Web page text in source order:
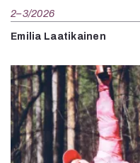
2–3/2026
Emilia Laatikainen